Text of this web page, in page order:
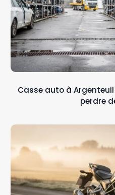
Casse auto à
perdre